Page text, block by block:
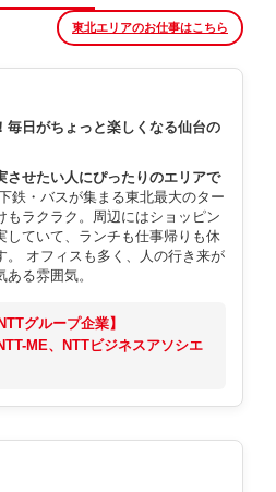
東北エリアのお仕事はこちら
毎日がちょっと楽しくなる仙台の
させたい人にぴったりのエリアで
鉄・バスが集まる東北最大のター
もラクラク。周辺にはショッピン
していて、ランチも仕事帰りも休
。 オフィスも多く、人の行き来が
る雰囲気。
グループ企業】
ME、NTTビジネスアソシエ